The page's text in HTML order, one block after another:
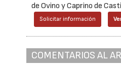
de Ovino y Caprino de
Solicitar información
COMENTARIOS AL